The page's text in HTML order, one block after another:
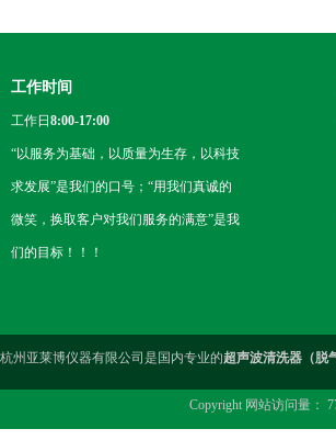
工作时间
工作日 8:00-17:00
“以服务为基础，以质量为生存，以科技
求发展”是我们的口号；“用我们真诚的
微笑，换取客户对我们服务的满意”是我
们的目标！！！
杭州亚莱博仪器有限公司是国内专业的超声波清洗器（脱
Copyright 网站访问量：